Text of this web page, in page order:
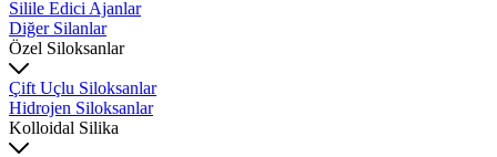
Silile Edici Ajanlar
Diğer Silanlar
Özel Siloksanlar
Çift Uçlu Siloksanlar
Hidrojen Siloksanlar
Kolloidal Silika